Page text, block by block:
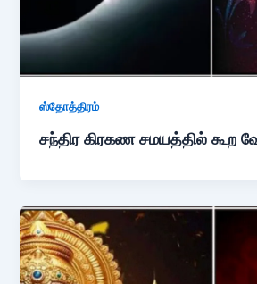
ஸ்தோத்திரம்
சந்திர கிரகண சமயத்தில் கூற